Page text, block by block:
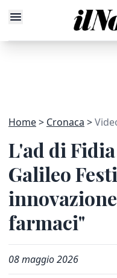
Home Cronaca
L'ad di
Galileo
farmaci"
08 maggio 2026